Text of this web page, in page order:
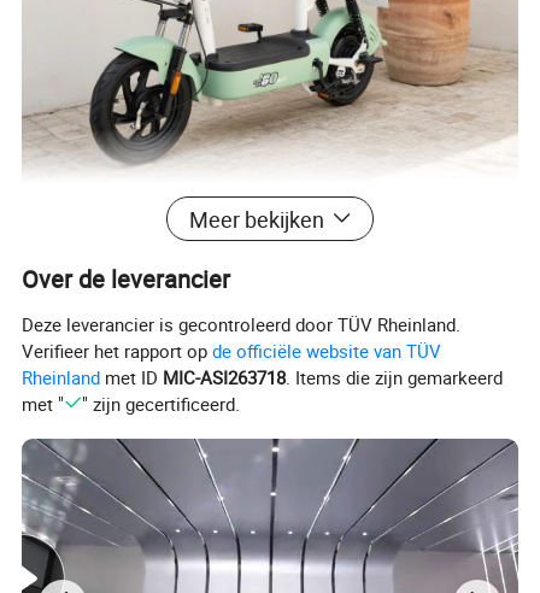
Elektrische fietsen combineren de flexibiliteit van
uitgebalanceerd comfort, energie-efficiëntie en
veelzijdige rijprestaties biedt. Ze zijn ideaal voor
woon-werkverkeer op middellange afstand,
paardrijden, fitness, lichte lading en gemengde
stedelijke paden. Typische gebruikers zijn forenzen,
liefhebbers van buitenactiviteiten en ruiters die op
zoek zijn naar een milieuvriendelijke
Meer bekijken
Over de leverancier
Deze leverancier is gecontroleerd door TÜV Rheinland.
Verifieer het rapport opde officiële website van TÜV
Rheinland met ID MIC-ASI263718. Items die zijn gemarkeerd
met "
" zijn gecertificeerd.